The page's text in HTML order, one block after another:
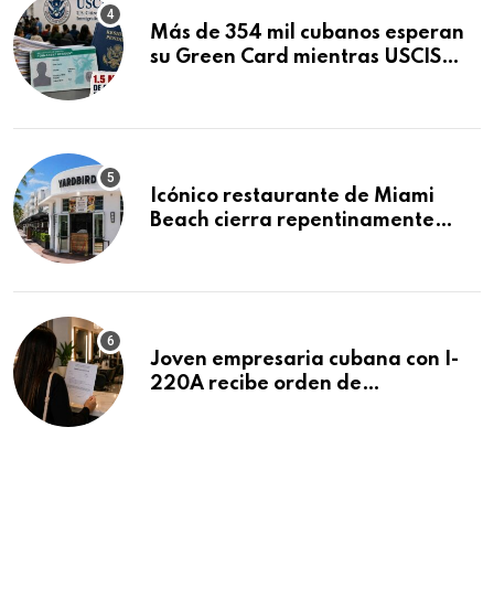
Más de 354 mil cubanos esperan
su Green Card mientras USCIS
Icónico restaurante de Miami
Beach cierra repentinamente
Joven empresaria cubana con I-
220A recibe orden de